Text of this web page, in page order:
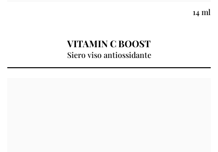
14 ml
VITAMIN C BOOST
Siero viso antiossidante